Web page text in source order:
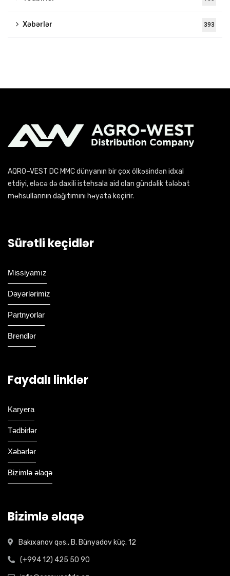
Xəbərlər 393
AQRO–VEST DC MMC dünyanın bir çox ölkəsindən idxal
etdiyi, eləcə də daxili istehsala aid olan gündəlik tələbat
məhsullarının dağıtımını həyata keçirir.
Sürətli keçidlər
Missiyamız
Dəyərlərimiz
Partnyorlar
Brendlər
Faydalı linklər
Karyera
Tədbirlər
Xəbərlər
Bizimlə əlaqə
Bizimlə əlaqə
Bakıxanov qəs., B. Bünyadov küç. 12
(+994 12) 425 50 90